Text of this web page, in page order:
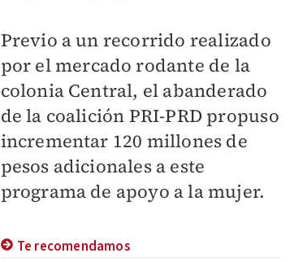
Previo a un recorrido realizado
por el mercado rodante de la
colonia Central, el abanderado
de la coalición PRI-PRD propuso
incrementar 120 millones de
pesos adicionales a este
programa de apoyo a la mujer.
Te recomendamos